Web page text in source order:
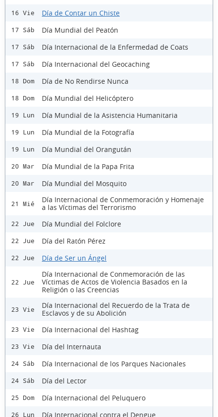
16 Vie Día de Contar un Chiste
17 Sáb Día Mundial del Peatón
17 Sáb Día Internacional de la Enfermedad de Coats
17 Sáb Día Internacional del Geocaching
18 Dom Día de No Rendirse Nunca
18 Dom Día Mundial del Helicóptero
19 Lun Día Mundial de la Asistencia Humanitaria
19 Lun Día Mundial de la Fotografía
19 Lun Día Mundial del Orangután
20 Mar Día Mundial de la Papa Frita
20 Mar Día Mundial del Mosquito
21 Mié
Día Internacional de Conmemoración y Homenaje
a las Víctimas del Terrorismo
22 Jue Día Mundial del Folclore
22 Jue Día del Ratón Pérez
22 Jue Día de Ser un Ángel
22 Jue
Día Internacional de Conmemoración de las
Víctimas de Actos de Violencia Basados en la
Religión o las Creencias
23 Vie
Día Internacional del Recuerdo de la Trata de
Esclavos y de su Abolición
23 Vie Día Internacional del Hashtag
23 Vie Día del Internauta
24 Sáb Día Internacional de los Parques Nacionales
24 Sáb Día del Lector
25 Dom Día Internacional del Peluquero
26 Lun Día Internacional contra el Dengue